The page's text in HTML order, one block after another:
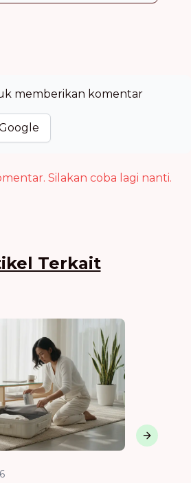
memberikan komentar
Silakan coba lagi nanti.
Terkait
Next